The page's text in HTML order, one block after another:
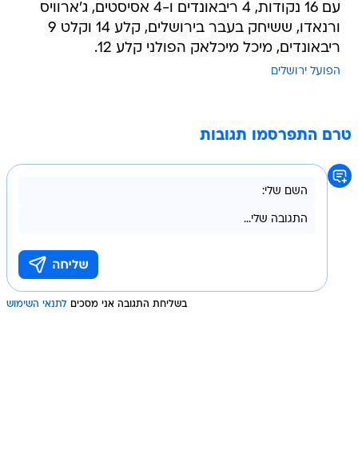
עם 16 נקודות, 4 ריבאונדים ו-4 אסיסטים, ג'ארוויס
ורנאדו, ששיחק בעבר בירושלים, קלע 14 וקלט 9
ריבאונדים, מיכל מיכלאק הפולני קלע 12.
הפועל ירושלים
טרם התפרסמו תגובות
בשליחת התגובה אני מסכים לתנאי השימוש